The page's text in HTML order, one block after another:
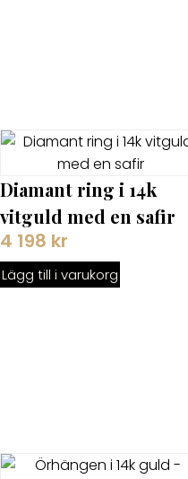
Diamant ring i 14k
vitguld med en safir
4 198 kr
Lägg till i varukorg